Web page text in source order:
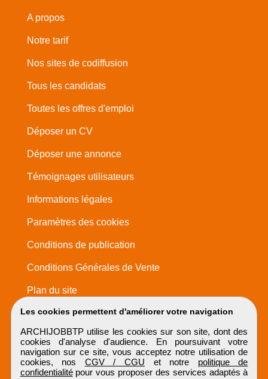
Les cookies permettent d'améliorer votre navigation
ARCHIJOBBTP utilise les cookies sur son site, dont des
cookies d'analyse d'audience. En poursuivant votre
navigation sur ce site, vous acceptez notre utilisation de
cookies, nos CGV / CGU et notre politique de
confidentialitépour vous proposer des services adaptés à
A propos
Notre tarif
Nos sites de codiffusion
Tous les candidats
Toutes les offres d'emploi
Déposer un CV
Déposer une annonce
Témoignages utilisateurs
Informations légales
Paramètres des cookies
Conditions de publication
Conditions Générales de Vente
Plan du site